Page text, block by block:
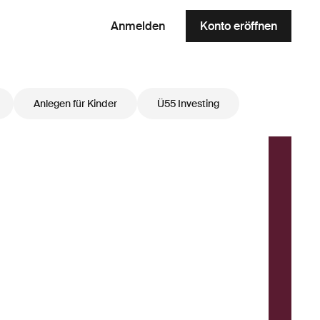
Anmelden Konto eröffnen
Anlegen für Kinder Ü55 Investing